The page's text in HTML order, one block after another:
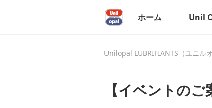
ホーム Unil
Unilopal LUBRIFIANTS（ユニルオ
【イベントの